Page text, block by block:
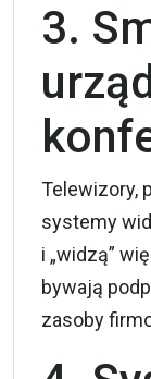
3.
Telewizory,
systemy
i „widzą”
bywają
zasoby